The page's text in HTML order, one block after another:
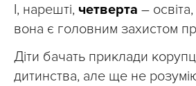
І, нарешті, четверта –
вона є головним захистом
Діти бачать приклади
дитинства, але ще не